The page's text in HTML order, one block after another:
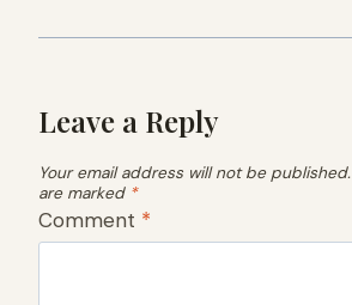
Leave a Reply
Your email address will not be published.
are marked *
Comment *